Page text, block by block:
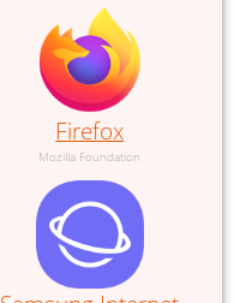
Firefox
Mozilla Foundation